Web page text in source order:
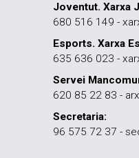
Joventut. Xarxa
680 516 149 -
Esports. Xarxa
635 636 023 -
Servei
620 85 22 83 -
Secretaria:
96 575 72 37 -